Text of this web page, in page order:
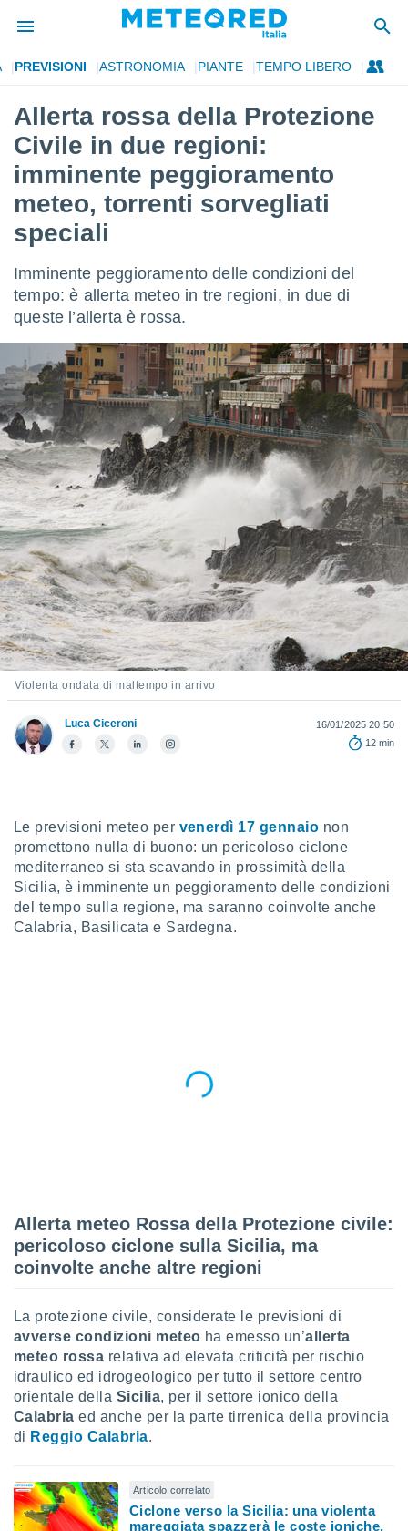
di
per
le
di
i
simili,
di
la
per
a
è
sito
di
nostri
nella
cookie
il tuo
il
a piè
del
ACCETTA
E
CONTINUA
IMPOSTAZIONI
PREVISIONI ASTRONOMIA PIANTE TEMPO LIBERO
Allerta rossa della Protezione
Civile in due regioni:
imminente peggioramento
meteo, torrenti sorvegliati
speciali
Imminente peggioramento delle condizioni del
tempo: è allerta meteo in tre regioni, in due di
queste l’allerta è rossa.
Violenta ondata di maltempo in arrivo
Luca Ciceroni
16/01/2025 20:50
12 min
Le previsioni meteo per venerdì 17 gennaio non
promettono nulla di buono: un pericoloso ciclone
mediterraneo si sta scavando in prossimità della
Sicilia, è imminente un peggioramento delle condizioni
del tempo sulla regione, ma saranno coinvolte anche
Calabria, Basilicata e Sardegna.
Allerta meteo Rossa della Protezione civile:
pericoloso ciclone sulla Sicilia, ma
coinvolte anche altre regioni
La protezione civile, considerate le previsioni di
avverse condizioni meteo ha emesso un’allerta
meteo rossa relativa ad elevata criticità per rischio
idraulico ed idrogeologico per tutto il settore centro
orientale della Sicilia, per il settore ionico della
Calabria ed anche per la parte tirrenica della provincia
di Reggio Calabria.
Articolo correlato
Ciclone verso la Sicilia: una violenta
mareggiata spazzerà le coste ioniche,